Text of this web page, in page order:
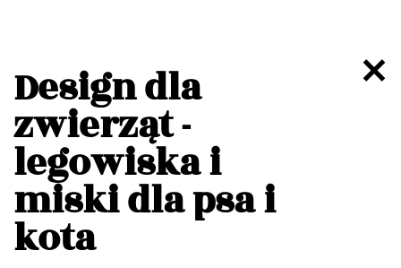
Design dla
zwierząt -
legowiska i
miski dla psa i
kota